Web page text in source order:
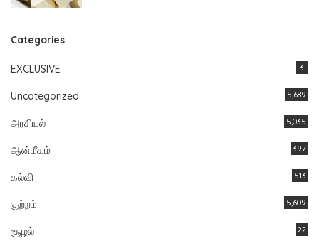
Categories
EXCLUSIVE 3
Uncategorized 5,689
அரசியல் 5,035
ஆன்மீகம் 397
கல்வி 513
குற்றம் 5,609
சூழல் 22